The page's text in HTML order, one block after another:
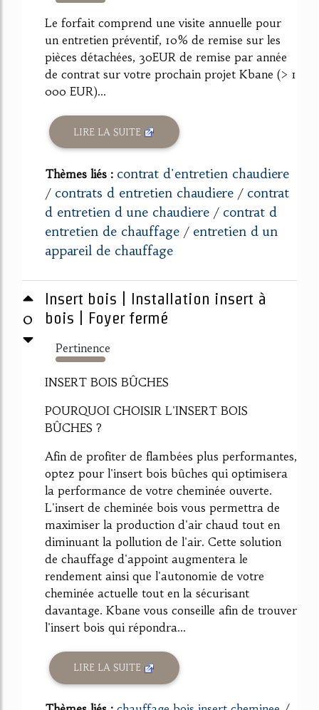
146%
Le forfait comprend une visite annuelle pour
un entretien préventif, 10% de remise sur les
pièces détachées, 30EUR de remise par année
de contrat sur votre prochain projet Kbane (> 1
000 EUR)...
LIRE LA SUITE
Thèmes liés : contrat d'entretien chaudiere
/ contrats d entretien chaudiere / contrat
d entretien d une chaudiere / contrat d
entretien de chauffage / entretien d un
appareil de chauffage
0
Insert bois | Installation insert à
bois | Foyer fermé
Pertinence
129%
INSERT BOIS BÛCHES
POURQUOI CHOISIR L'INSERT BOIS
BÛCHES ?
Afin de profiter de flambées plus performantes,
optez pour l'insert bois bûches qui optimisera
la performance de votre cheminée ouverte.
L'insert de cheminée bois vous permettra de
maximiser la production d'air chaud tout en
diminuant la pollution de l'air. Cette solution
de chauffage d'appoint augmentera le
rendement ainsi que l'autonomie de votre
cheminée actuelle tout en la sécurisant
davantage. Kbane vous conseille afin de trouver
l'insert bois qui répondra...
LIRE LA SUITE